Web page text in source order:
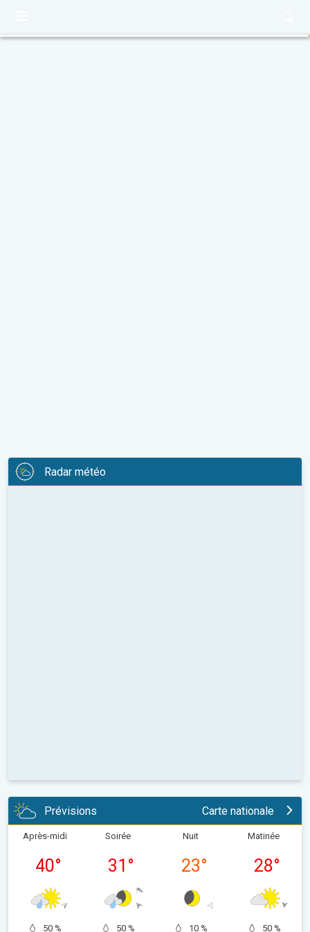
Radar météo
Prévisions Carte nationale
Après-midi
40°
50 %
Soirée
31 °
50 %
Nuit
23°
10 %
Matinée
28°
50 %